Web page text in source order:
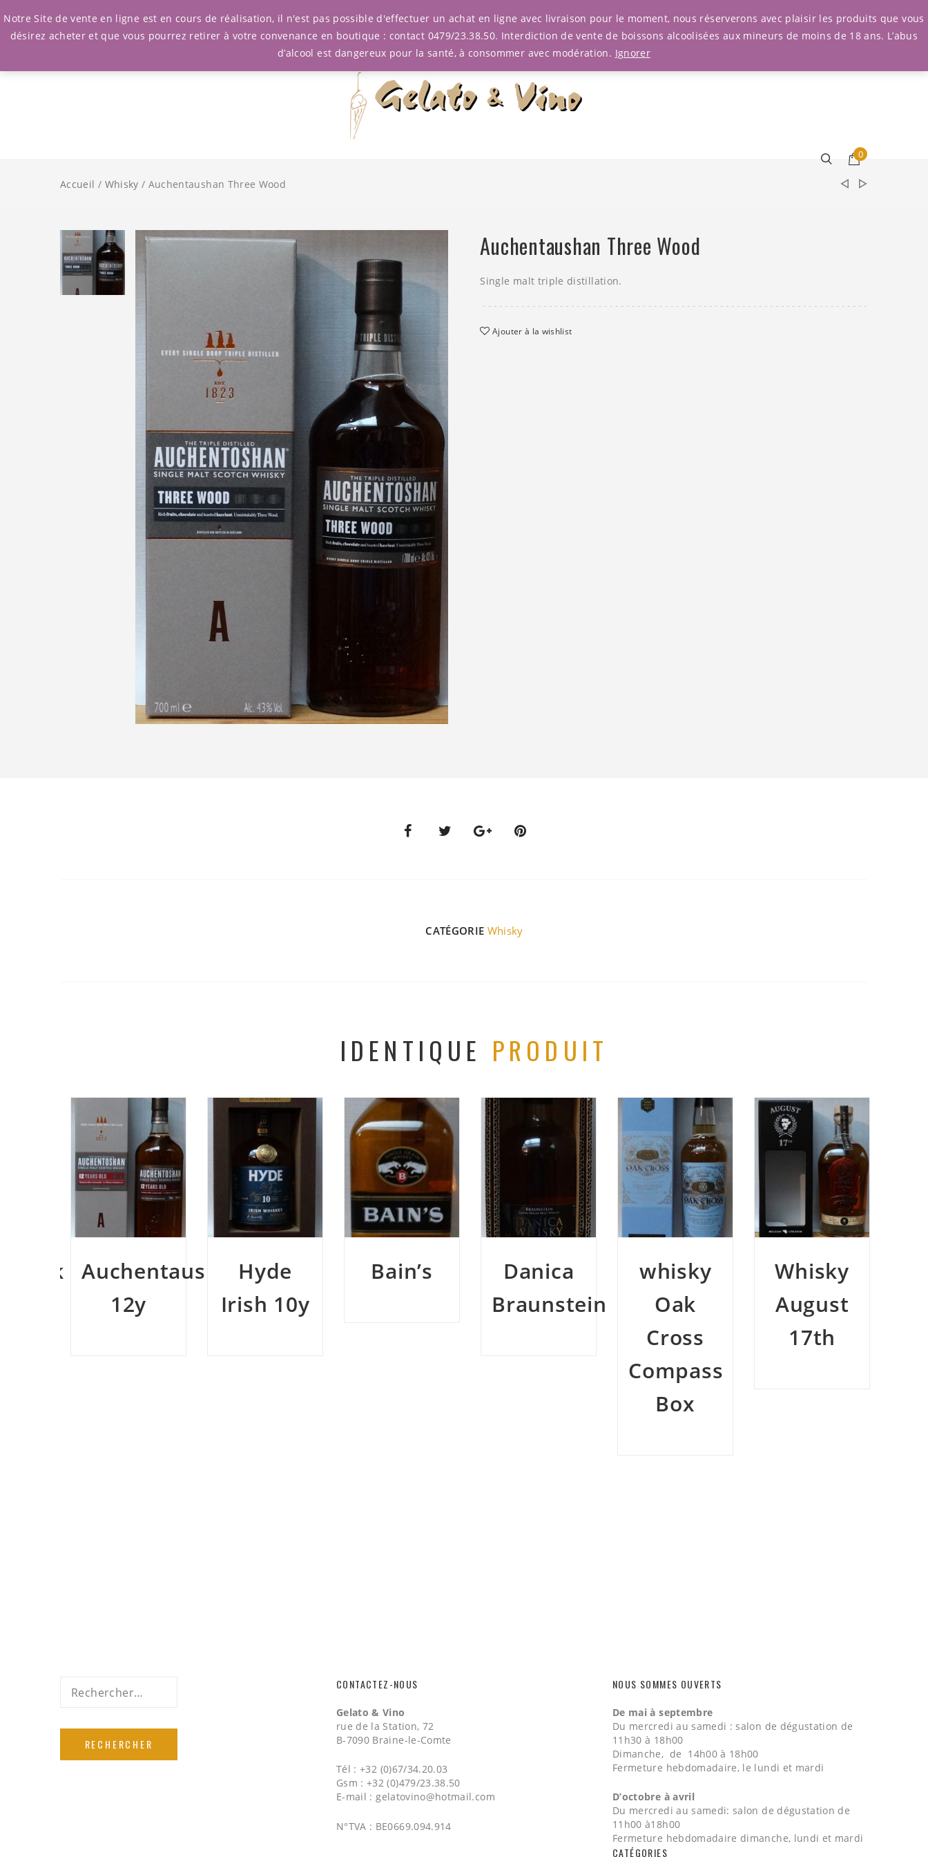
Connexion
0
Accueil / Whisky / Auchentaushan Three Wood
Auchentaushan Three Wood
Single malt triple distillation.
Ajouter à la wishlist
CATÉGORIE Whisky
IDENTIQUE PRODUIT
Hyde
Irish 10y
Bain’s
Danica
whisky
Oak
Whisky
August
17th
Whisky
August
3y
Rechercher : CONTACTEZ-NOUS
Gelato & Vino
rue de la Station, 72
B-7090 Braine-le-Comte
Tél : +32 (0)67/34.20.03
Gsm : +32 (0)479/23.38.50
E-mail :gelatovino@hotmail.com
N°TVA : BE0669.094.914
NOUS SOMMES OUVERTS
De mai à septembre
Du mercredi au samedi : salon de dégustation de
11h30 à 18h00
Dimanche, de 14h00 à 18h00
Fermeture hebdomadaire, le lundi et mardi
D’octobre à avril
Du mercredi au samedi: salon de dégustation de
11h00 à18h00
Fermeture hebdomadaire dimanche, lundi et mardi
CATÉGORIES
Notre Site de vente en ligne est en cours de réalisation, il n'est pas possible d'effectuer un achat en ligne avec livraison pour le moment, nous réserverons avec plaisir les produits que vous
désirez acheter et que vous pourrez retirer à votre convenance en boutique : contact 0479/23.38.50. Interdiction de vente de boissons alcoolisées aux mineurs de moins de 18 ans. L’abus
d’alcool est dangereux pour la santé, à consommer avec modération. Ignorer